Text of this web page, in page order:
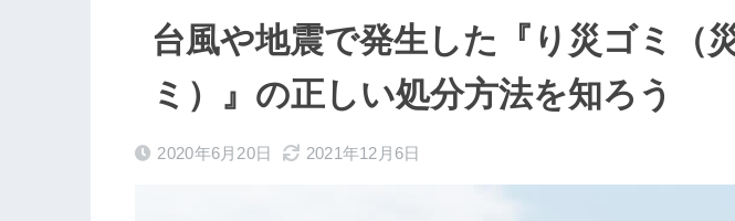
台風や地震で発生した『り災ゴミ（
ミ）』の正しい処分方法を知ろう
2020年6月20日 2021年12月6日